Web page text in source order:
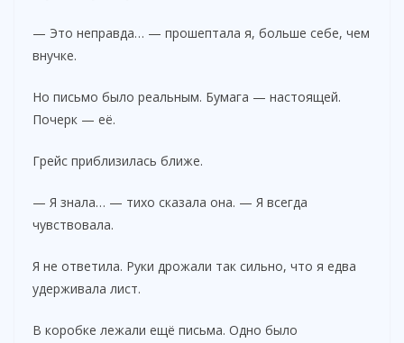
— Это неправда… — прошептала я, больше себе, чем
внучке.
Но письмо было реальным. Бумага — настоящей.
Почерк — её.
Грейс приблизилась ближе.
— Я знала… — тихо сказала она. — Я всегда
чувствовала.
Я не ответила. Руки дрожали так сильно, что я едва
удерживала лист.
В коробке лежали ещё письма. Одно было